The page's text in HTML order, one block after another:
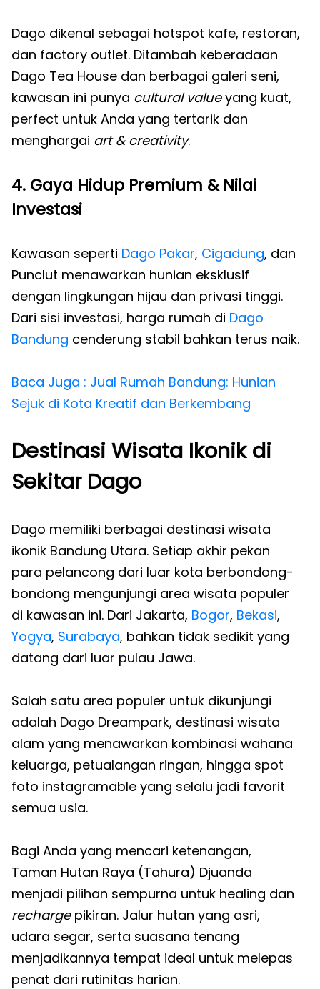
Dago dikenal sebagai hotspot kafe, restoran,
dan factory outlet. Ditambah keberadaan
Dago Tea House dan berbagai galeri seni,
kawasan ini punya cultural valueyang kuat,
perfect untuk Anda yang tertarik dan
menghargai art & creativity.
4. Gaya Hidup Premium & Nilai
Investasi
Kawasan seperti Dago Pakar, Cigadung, dan
Punclut menawarkan hunian eksklusif
dengan lingkungan hijau dan privasi tinggi.
Dari sisi investasi, harga rumah di Dago
Bandung cenderung stabil bahkan terus naik.
Baca Juga : Jual Rumah Bandung: Hunian
Sejuk di Kota Kreatif dan Berkembang
Destinasi Wisata Ikonik di
Sekitar Dago
Dago memiliki berbagai destinasi wisata
ikonik Bandung Utara. Setiap akhir pekan
para pelancong dari luar kota berbondong-
bondong mengunjungi area wisata populer
di kawasan ini. Dari Jakarta, Bogor, Bekasi,
Yogya, Surabaya, bahkan tidak sedikit yang
datang dari luar pulau Jawa.
Salah satu area populer untuk dikunjungi
adalah Dago Dreampark, destinasi wisata
alam yang menawarkan kombinasi wahana
keluarga, petualangan ringan, hingga spot
foto instagramable yang selalu jadi favorit
semua usia.
Bagi Anda yang mencari ketenangan,
Taman Hutan Raya (Tahura) Djuanda
menjadi pilihan sempurna untuk healing dan
rechargepikiran. Jalur hutan yang asri,
udara segar, serta suasana tenang
menjadikannya tempat ideal untuk melepas
penat dari rutinitas harian.